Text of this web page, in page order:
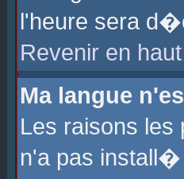
l'heure sera
Revenir en
Ma langue
Les raisons les
n'a pas install�